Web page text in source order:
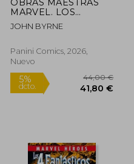
MARVEL. LOS
CUATRO
FANTASTICOS DE
07
JOHN BYRNE
Panini Comics, 2026,
Nuevo
Rápido